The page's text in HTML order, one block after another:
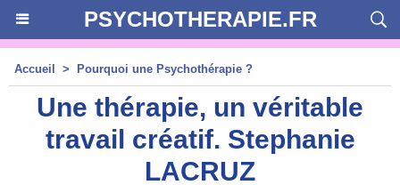
PSYCHOTHERAPIE.FR
Accueil > Pourquoi une Psychothérapie ?
Une thérapie, un véritable
travail créatif. Stephanie
LACRUZ